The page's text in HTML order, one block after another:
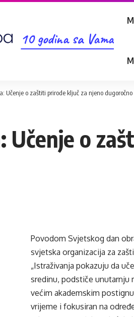
10 godina sa Vama
Učenje o zaštiti prirode ključ za njeno
Učenje o
Povodom Svjetskog dan
svjetska organizacija za
„Istraživanja pokazuju da
sredinu, podstiče unutarnju
većim akademskim
vrijeme i fokusiran na